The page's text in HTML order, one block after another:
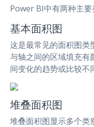
Power BI中有两种主要
基本面积图
这是最常见的面积图类
与轴之间的区域填充有
间变化的趋势或比较不
堆叠面积图
堆叠面积图显示多个类